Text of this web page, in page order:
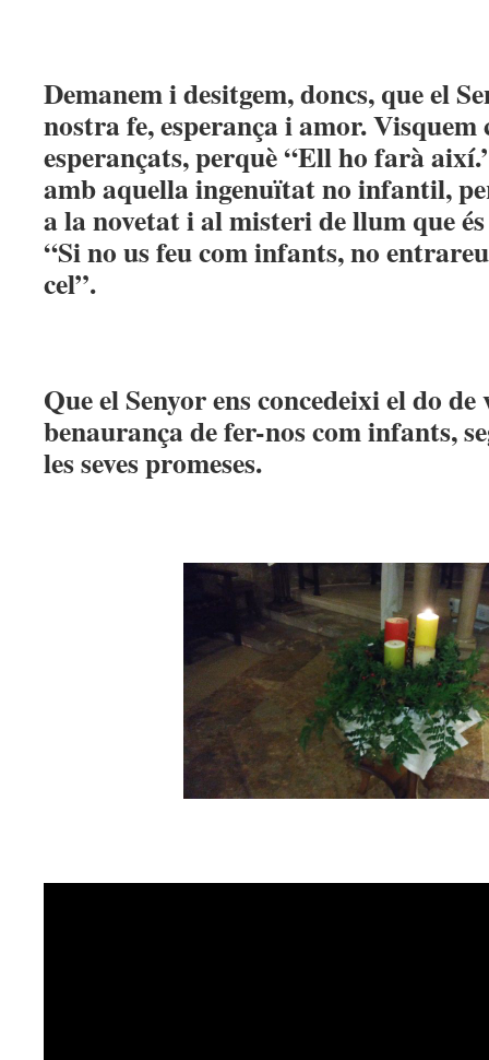
Demanem i desitgem, doncs, que el
nostra fe, esperança i amor. Visquem
esperançats, perquè “Ell ho farà
amb aquella ingenuïtat no infantil,
a la novetat i al misteri de llum que és
“Si no us feu com infants, no
cel”.
Que el Senyor ens concedeixi el do
benaurança de fer-nos com infants,
les seves promeses.